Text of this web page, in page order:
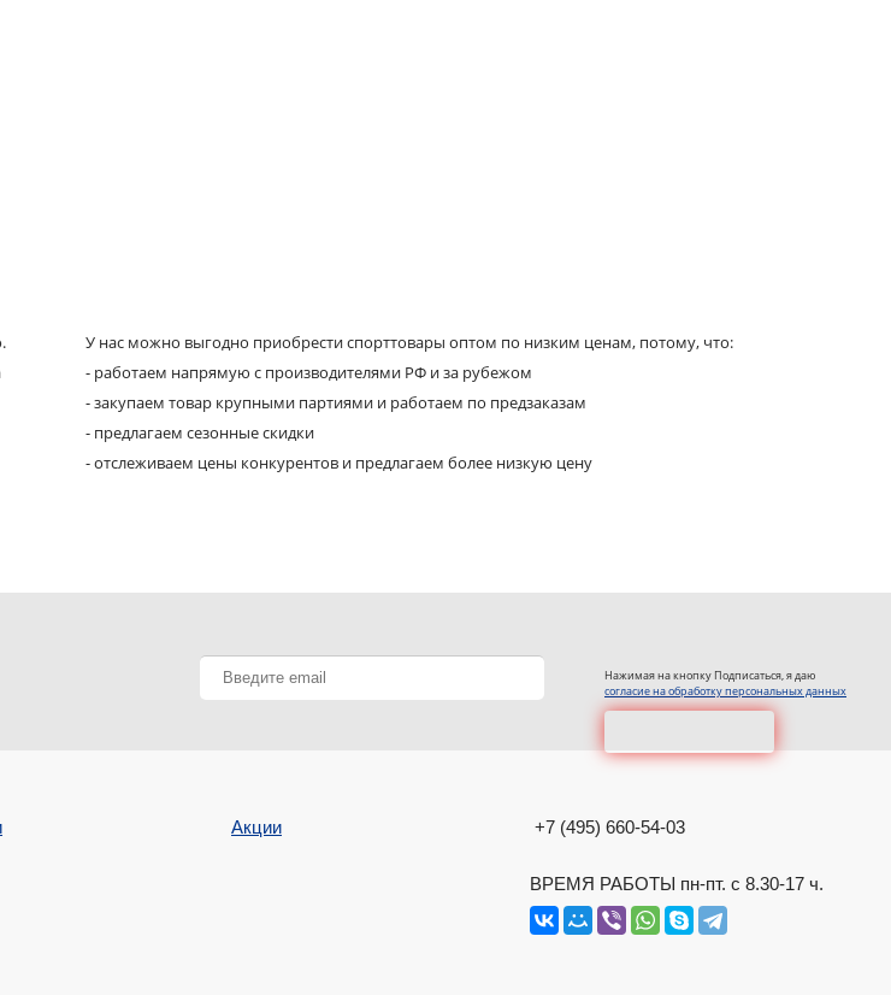
У нас можно выгодно приобрести спорттовары оптом по низким ценам, потому, что:
- работаем напрямую с производителями РФ и за рубежом
- закупаем товар крупными партиями и работаем по предзаказам
- предлагаем сезонные скидки
- отслеживаем цены конкурентов и предлагаем более низкую цену
Нажимая на кнопку Подписаться, я даю
согласие на обработку персональных данных
Акции +7 (495) 660-54-03
ВРЕМЯ РАБОТЫ пн-пт. с 8.30-17 ч.